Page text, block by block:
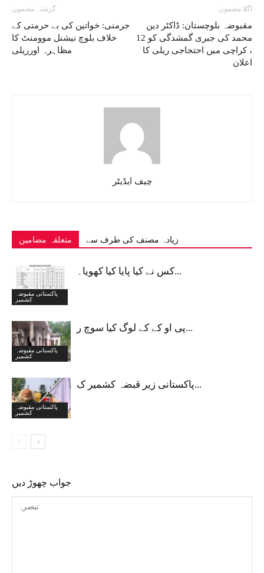
گزشتہ مضمون
جرمنی: خواتین کی بے حرمتی کے
خلاف بلوچ نیشنل موومنٹ کا
مظاہرہ اورریلی
اگلا مضمون
مقبوضہ بلوچستان: ڈاکٹر دین
محمد کی جبری گمشدگی کو 12
، کراچی میں احتجاجی ریلی کا
اعلان
چیف ایڈیٹر
متعلقہ مضامین زیادہ مصنف کی طرف سے
پاکستانی مقبوضہ
کشمیر
کس نے کیا پایا کیا کھویا۔...
پاکستانی مقبوضہ
کشمیر
پی او کے کے لوگ کیا سوچ ر...
پاکستانی مقبوضہ
کشمیر
پاکستانی زیر قبضہ کشمیر ک...
جواب چھوڑ دیں